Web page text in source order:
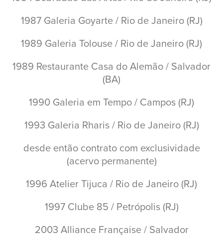
1987 Galeria Goyarte / Rio de Janeiro (RJ)
1989 Galeria Tolouse / Rio de Janeiro (RJ)
1989 Restaurante Casa do Alemão / Salvador
(BA)
1990 Galeria em Tempo / Campos (RJ)
1993 Galeria Rharis / Rio de Janeiro (RJ)
desde então contrato com exclusividade
(acervo permanente)
1996 Atelier Tijuca / Rio de Janeiro (RJ)
1997 Clube 85 / Petrópolis (RJ)
2003 Alliance Française / Salvador